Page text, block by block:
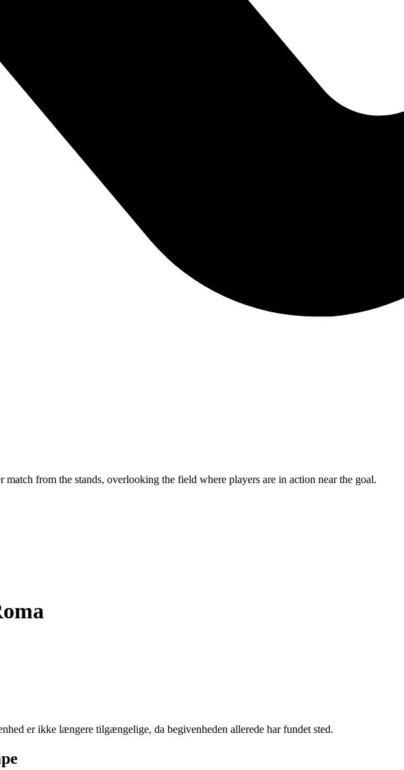
er ikke længere tilgængelige, da begivenheden allerede har fundet sted.